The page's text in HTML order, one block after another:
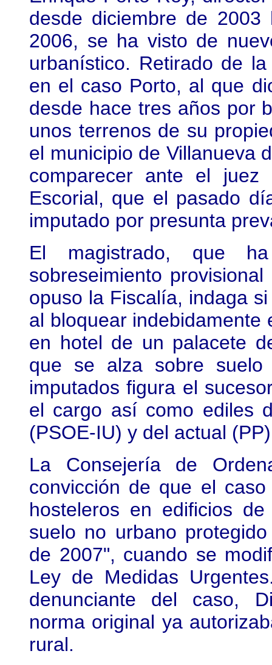
desde diciembre de
2006, se ha visto de
urbanístico. Retirado de
en el caso Porto, al que
desde hace tres años por
unos terrenos de su
el municipio de Villanueva
comparecer ante el
Escorial, que el pasado
imputado por presunta
El magistrado, que
sobreseimiento
opuso la Fiscalía, indaga
al bloquear indebidamente
en hotel de un palacete
que se alza sobre
imputados figura el
el cargo así como ediles
(PSOE-IU) y del actual
La Consejería de
convicción de que el
hosteleros en edificios
suelo no urbano
de 2007", cuando se
Ley de Medidas
denunciante del caso,
norma original ya
rural.